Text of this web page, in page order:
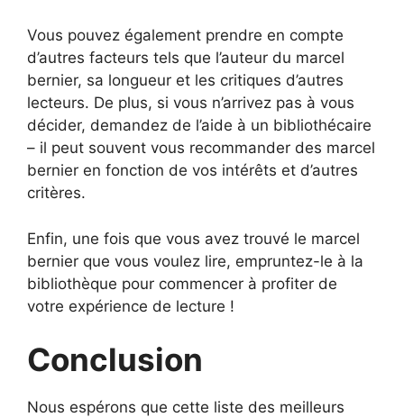
Vous pouvez également prendre en compte
d’autres facteurs tels que l’auteur du marcel
bernier, sa longueur et les critiques d’autres
lecteurs. De plus, si vous n’arrivez pas à vous
décider, demandez de l’aide à un bibliothécaire
– il peut souvent vous recommander des marcel
bernier en fonction de vos intérêts et d’autres
critères.
Enfin, une fois que vous avez trouvé le marcel
bernier que vous voulez lire, empruntez-le à la
bibliothèque pour commencer à profiter de
votre expérience de lecture !
Conclusion
Nous espérons que cette liste des meilleurs